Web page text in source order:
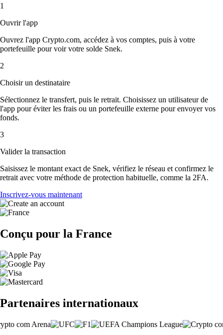
1
Ouvrir l'app
Ouvrez l'app Crypto.com, accédez à vos comptes, puis à votre
portefeuille pour voir votre solde Snek.
2
Choisir un destinataire
Sélectionnez le transfert, puis le retrait. Choisissez un utilisateur de
l'app pour éviter les frais ou un portefeuille externe pour envoyer vos
fonds.
3
Valider la transaction
Saisissez le montant exact de Snek, vérifiez le réseau et confirmez le
retrait avec votre méthode de protection habituelle, comme la 2FA.
Inscrivez-vous maintenant
Conçu pour la France
Partenaires internationaux